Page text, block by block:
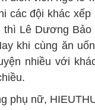
các đội khác
Lê Dương Bảo
khi cùng ăn
nhiều với